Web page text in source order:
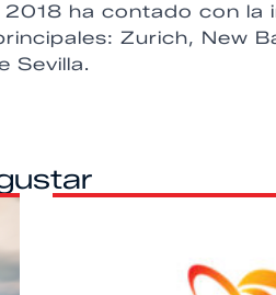
2018 ha contado con la
Zurich, New
Sevilla.